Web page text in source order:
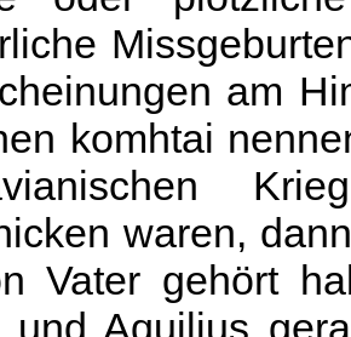
am
komhtai
waren,
Vater gehört
und Aquilius